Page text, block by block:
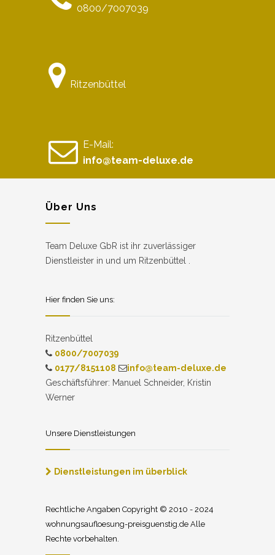
0800/7007039
Ritzenbüttel
E-Mail:
info@team-deluxe.de
Über Uns
Team Deluxe GbR ist ihr zuverlässiger
Dienstleister in und um Ritzenbüttel .
Hier finden Sie uns:
Ritzenbüttel
0800/7007039
0177/8151108
info@team-deluxe.de
Geschäftsführer: Manuel Schneider, Kristin
Werner
Unsere Dienstleistungen
Dienstleistungen im überblick
Rechtliche Angaben Copyright © 2010 - 2024
wohnungsaufloesung-preisguenstig.de Alle
Rechte vorbehalten.